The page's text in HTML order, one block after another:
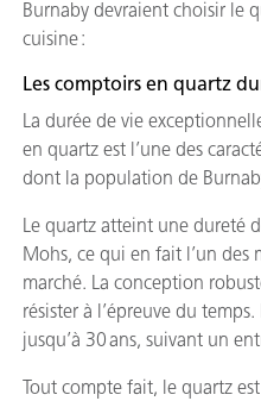
Burnaby devraient choisir le
cuisine :
Les comptoirs en quartz
La durée de vie
en quartz est l’une des
dont la population de
Le quartz atteint une dureté
Mohs, ce qui en fait l’un des
marché. La conception
résister à l’épreuve du
jusqu’à 30 ans, suivant un
Tout compte fait, le quartz